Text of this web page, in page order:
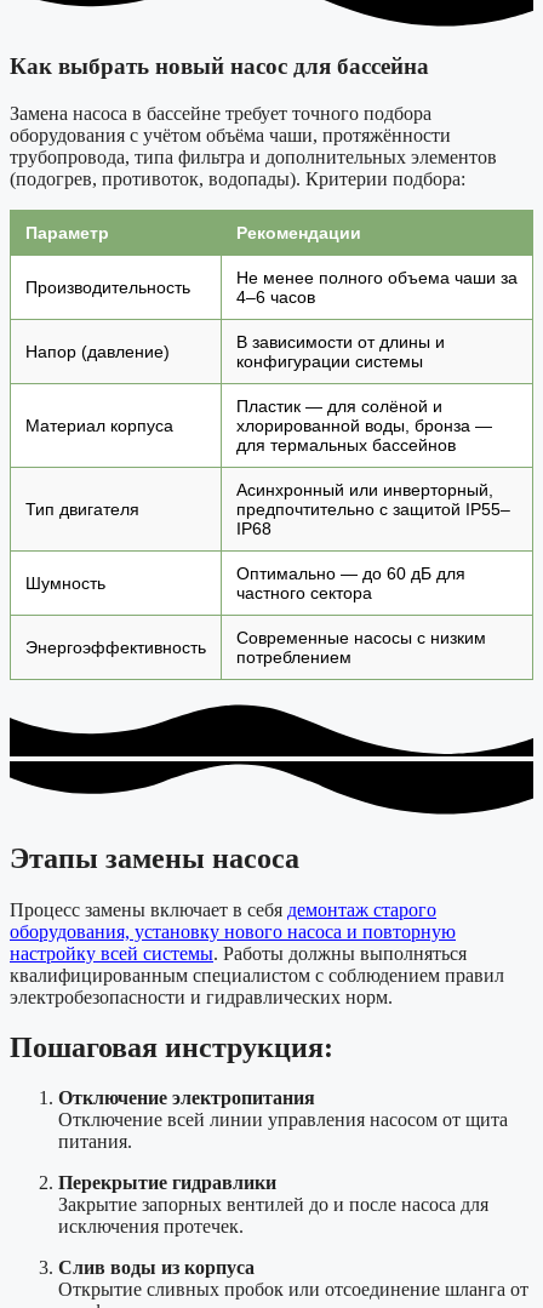
Как выбрать новый насос для бассейна
Замена насоса в бассейне требует точного подбора
оборудования с учётом объёма чаши, протяжённости
трубопровода, типа фильтра и дополнительных элементов
(подогрев, противоток, водопады). Критерии подбора:
Параметр Рекомендации
Производительность
Не менее полного объема чаши за
4–6 часов
Напор (давление)
В зависимости от длины и
конфигурации системы
Материал корпуса
Пластик — для солёной и
хлорированной воды, бронза —
для термальных бассейнов
Тип двигателя
Асинхронный или инверторный,
предпочтительно с защитой IP55–
IP68
Шумность
Оптимально — до 60 дБ для
частного сектора
Энергоэффективность
Современные насосы с низким
потреблением
Этапы замены насоса
Процесс замены включает в себя демонтаж старого
оборудования, установку нового насоса и повторную
настройку всей системы. Работы должны выполняться
квалифицированным специалистом с соблюдением правил
электробезопасности и гидравлических норм.
Пошаговая инструкция:
Отключение электропитания
Отключение всей линии управления насосом от щита
питания.
Перекрытие гидравлики
Закрытие запорных вентилей до и после насоса для
исключения протечек.
Слив воды из корпуса
Открытие сливных пробок или отсоединение шланга от